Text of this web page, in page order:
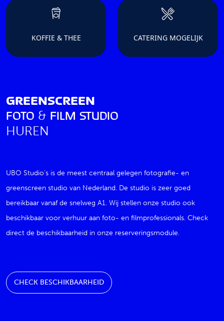
GREENSCREEN
FOTO & FILM STUDIO
HUREN
UBO Studio’s is de meest centraal gelegen fotografie- en
greenscreen studio van Nederland. De studio is zeer goed
bereikbaar vanaf de snelweg A1. Wij stellen onze studio ook
beschikbaar voor verhuur aan foto- en filmprofessionals. Check
direct de beschikbaarheid in onze reserveringsmodule.
CHECK BESCHIKBAARHEID
KOFFIE & THEE CATERING MOGELIJK